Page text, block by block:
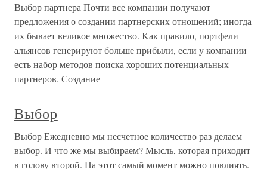
Выбор партнера Почти все компании получают
предложения о создании партнерских отношений; иногда
их бывает великое множество. Kак правило, портфели
альянсов генерируют больше прибыли, если у компании
есть набор методов поиска хороших потенциальных
партнеров. Создание
Выбор
Выбор Ежедневно мы несчетное количество раз делаем
выбор. И что же мы выбираем? Мысль, которая приходит
в голову второй. На этот самый момент можно повлиять.